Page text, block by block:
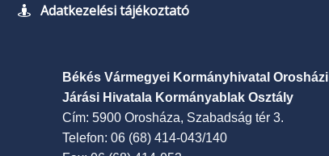
Adatkezelési tájékoztató
Békés Vármegyei Kormányhivatal Orosházi
Járási Hivatala Kormányablak Osztály
Cím: 5900 Orosháza, Szabadság tér 3.
Telefon: 06 (68) 414-043/140